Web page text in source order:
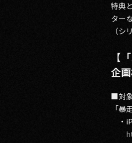
特典
ター
（
【
企画
■対
「暴
・